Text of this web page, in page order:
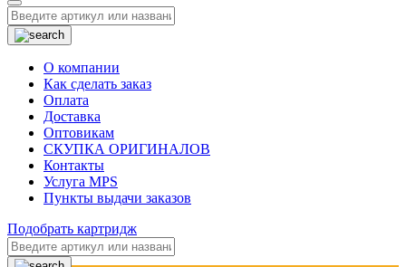
Toggle
navigation
О компании
Как сделать заказ
Оплата
Доставка
Оптовикам
СКУПКА ОРИГИНАЛОВ
Контакты
Услуга MPS
Пункты выдачи заказов
Подобрать картридж